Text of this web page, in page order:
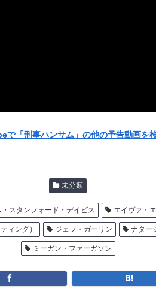
で「刑事ハンサム」の他の予告動画を
未分類
スタンフォード・デイビス エイヴァ・
ィング） ジェフ・ガーリン ナター
ミーガン・ファーガソン